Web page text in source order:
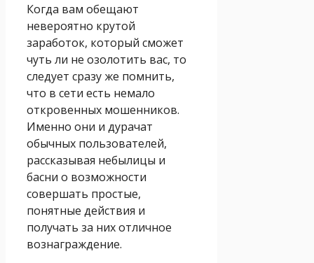
Когда вам обещают
невероятно крутой
заработок, который сможет
чуть ли не озолотить вас, то
следует сразу же помнить,
что в сети есть немало
откровенных мошенников.
Именно они и дурачат
обычных пользователей,
рассказывая небылицы и
басни о возможности
совершать простые,
понятные действия и
получать за них отличное
вознаграждение.